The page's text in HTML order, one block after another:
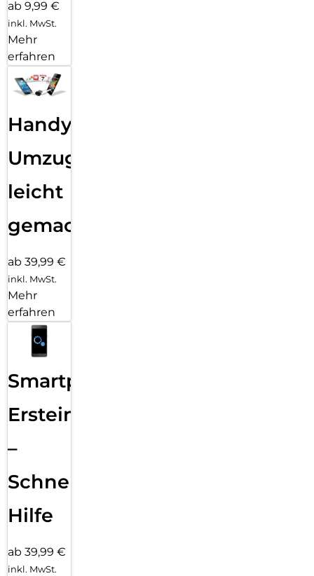
ab 9,99 €
inkl. MwSt.
Mehr
erfahren
Handy
Umzug
leicht
gemacht!
ab 39,99 €
inkl. MwSt.
Mehr
erfahren
Smartphone
Ersteinrichtung
–
Schnelle
Hilfe
ab 39,99 €
inkl. MwSt.